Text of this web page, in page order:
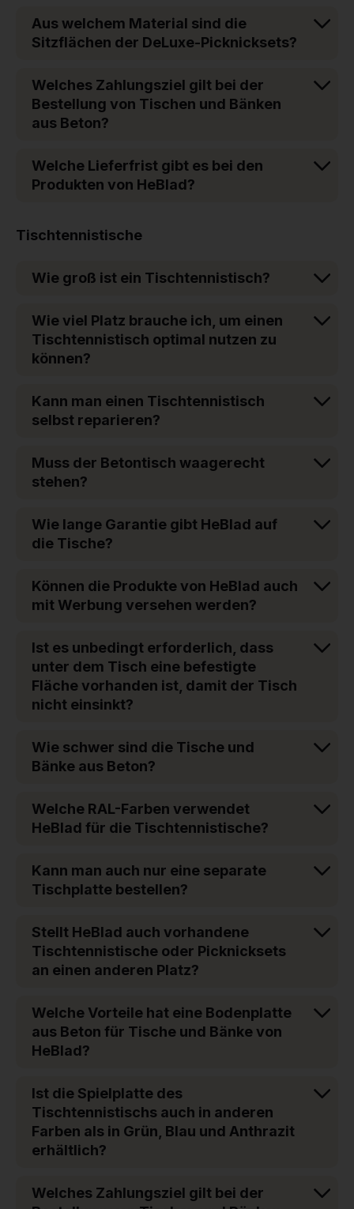
Aus welchem Material sind die
Sitzflächen der DeLuxe-Picknicksets?
Welches Zahlungsziel gilt bei der
Bestellung von Tischen und Bänken
aus Beton?
Welche Lieferfrist gibt es bei den
Produkten von HeBlad?
Tischtennistische
Wie groß ist ein Tischtennistisch?
Wie viel Platz brauche ich, um einen
Tischtennistisch optimal nutzen zu
können?
Kann man einen Tischtennistisch
selbst reparieren?
Muss der Betontisch waagerecht
stehen?
Wie lange Garantie gibt HeBlad auf
die Tische?
Können die Produkte von HeBlad auch
mit Werbung versehen werden?
Ist es unbedingt erforderlich, dass
unter dem Tisch eine befestigte
Fläche vorhanden ist, damit der Tisch
nicht einsinkt?
Wie schwer sind die Tische und
Bänke aus Beton?
Welche RAL-Farben verwendet
HeBlad für die Tischtennistische?
Kann man auch nur eine separate
Tischplatte bestellen?
Stellt HeBlad auch vorhandene
Tischtennistische oder Picknicksets
an einen anderen Platz?
Welche Vorteile hat eine Bodenplatte
aus Beton für Tische und Bänke von
HeBlad?
Ist die Spielplatte des
Tischtennistischs auch in anderen
Farben als in Grün, Blau und Anthrazit
erhältlich?
Welches Zahlungsziel gilt bei der